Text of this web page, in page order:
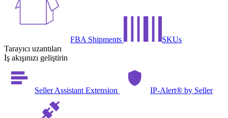
FBA Shipments
SKUs
Tarayıcı uzantıları
İş akışınızı geliştirin
Seller Assistant Extension IP-Alert® by Seller